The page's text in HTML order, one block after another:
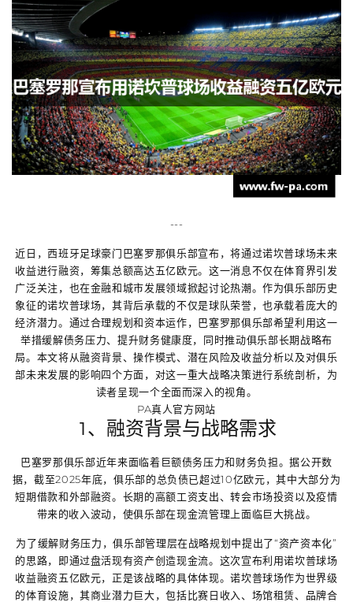
---
近日，西班牙足球豪门巴塞罗那俱乐部宣布，将通过诺坎普球场未来
收益进行融资，筹集总额高达五亿欧元。这一消息不仅在体育界引发
广泛关注，也在金融和城市发展领域掀起讨论热潮。作为俱乐部历史
象征的诺坎普球场，其背后承载的不仅是球队荣誉，也承载着庞大的
经济潜力。通过合理规划和资本运作，巴塞罗那俱乐部希望利用这一
举措缓解债务压力、提升财务健康度，同时推动俱乐部长期战略布
局。本文将从融资背景、操作模式、潜在风险及收益分析以及对俱乐
部未来发展的影响四个方面，对这一重大战略决策进行系统剖析，为
读者呈现一个全面而深入的视角。
PA真人官方网站
1、融资背景与战略需求
巴塞罗那俱乐部近年来面临着巨额债务压力和财务负担。据公开数
据，截至2025年底，俱乐部的总负债已超过10亿欧元，其中大部分为
短期借款和外部融资。长期的高额工资支出、转会市场投资以及疫情
带来的收入波动，使俱乐部在现金流管理上面临巨大挑战。
为了缓解财务压力，俱乐部管理层在战略规划中提出了“资产资本化”
的思路，即通过盘活现有资产创造现金流。这次宣布利用诺坎普球场
收益融资五亿欧元，正是该战略的具体体现。诺坎普球场作为世界级
的体育设施，其商业潜力巨大，包括比赛日收入、场馆租赁、品牌合